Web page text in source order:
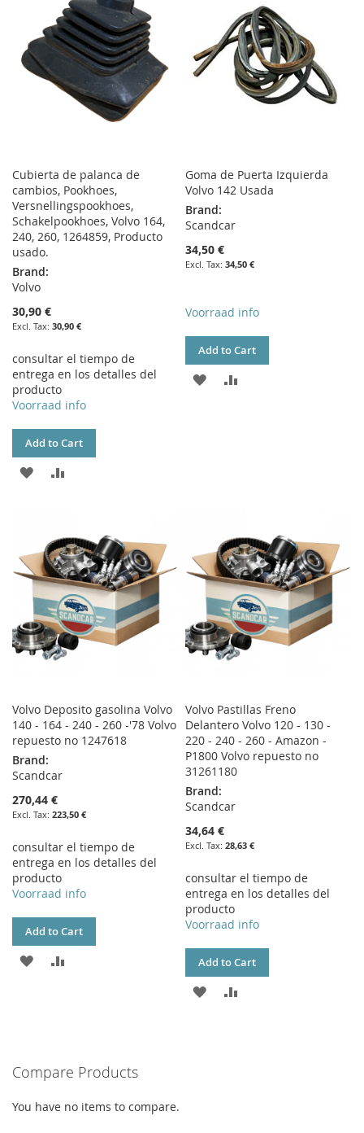
Cubierta de palanca de
cambios, Pookhoes,
Versnellingspookhoes,
Schakelpookhoes, Volvo 164,
240, 260, 1264859, Producto
usado.
Brand:
Volvo
30,90 €
30,90 €
consultar el tiempo de
entrega en los detalles del
producto
Voorraad info
Add to Cart
ADD
LIST
Goma de Puerta Izquierda
Volvo 142 Usada
Brand:
Scandcar
34,50 €
34,50 €
Voorraad info
Add to Cart
ADD
Volvo Deposito gasolina Volvo
140 - 164 - 240 - 260 -'78 Volvo
repuesto no 1247618
Brand:
Scandcar
270,44 €
223,50 €
consultar el tiempo de
entrega en los detalles del
producto
Voorraad info
Add to Cart
ADD
Volvo Pastillas Freno
Delantero Volvo 120 - 130 -
220 - 240 - 260 - Amazon -
P1800 Volvo repuesto no
31261180
Brand:
Scandcar
34,64 €
28,63 €
consultar el tiempo de
entrega en los detalles del
producto
Voorraad info
Add to Cart
ADD
Compare Products
You have no items to compare.